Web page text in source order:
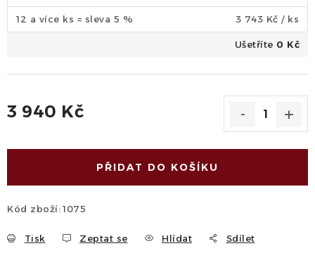
12 a více ks = sleva 5 % 3 743 Kč / ks
Ušetříte 0 Kč
3 940 Kč
PŘIDAT DO KOŠÍKU
Kód zboží:1075
Tisk Zeptat se Hlídat Sdílet